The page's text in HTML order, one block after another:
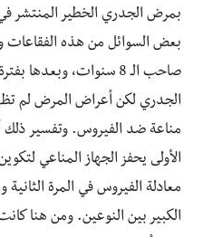
بمرض الجدري الخطير المنتشر
بعض السوائل من هذه
صاحب الـ 8 سنوات،
الجدري لكن أعراض المرض لم
مناعة ضد الفيروس. وتفسير
الأولى يحفز الجهاز المناعي
معادلة الفيروس في المرة الثانية
الكبير بين النوعين. ومن هنا